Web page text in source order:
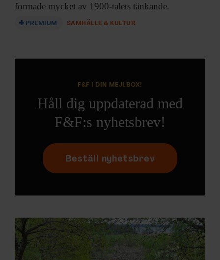
formade mycket av 1900-talets tänkande.
PREMIUM SAMHÄLLE & KULTUR
F&F I DIN MEJLBOX!
Håll dig uppdaterad med
F&F:s nyhetsbrev!
Beställ nyhetsbrev